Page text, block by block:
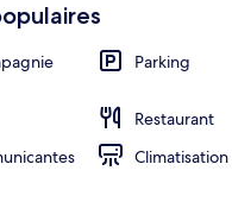
Parking
Restaurant
Climatisation